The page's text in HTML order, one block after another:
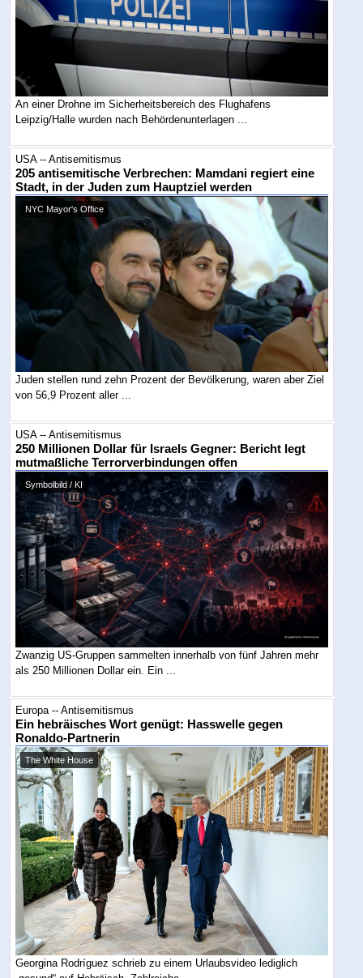
An einer Drohne im Sicherheitsbereich des Flughafens
Leipzig/Halle wurden nach Behördenunterlagen ...
USA -- Antisemitismus
205 antisemitische Verbrechen: Mamdani regiert eine
Stadt, in der Juden zum Hauptziel werden
NYC Mayor's Office
Juden stellen rund zehn Prozent der Bevölkerung, waren aber Ziel
von 56,9 Prozent aller ...
USA -- Antisemitismus
250 Millionen Dollar für Israels Gegner: Bericht legt
mutmaßliche Terrorverbindungen offen
Symbolbild / KI
Zwanzig US-Gruppen sammelten innerhalb von fünf Jahren mehr
als 250 Millionen Dollar ein. Ein ...
Europa -- Antisemitismus
Ein hebräisches Wort genügt: Hasswelle gegen
Ronaldo-Partnerin
The White House
Georgina Rodríguez schrieb zu einem Urlaubsvideo lediglich